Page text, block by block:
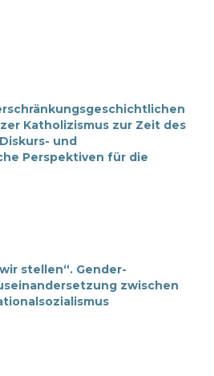
Katholizismus zur Zeit des
und
Perspektiven für die
stellen“. Gender-
zwischen